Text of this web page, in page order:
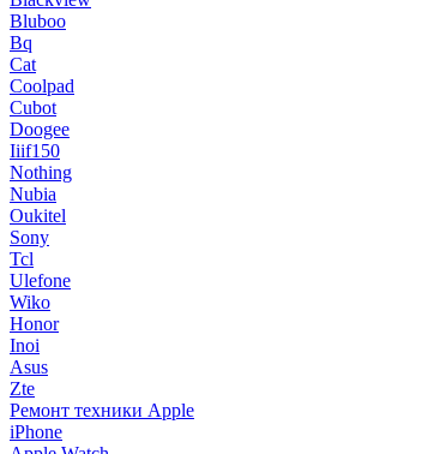
Bluboo
Bq
Cat
Coolpad
Cubot
Doogee
Iiif150
Nothing
Nubia
Oukitel
Sony
Tcl
Ulefone
Wiko
Honor
Inoi
Asus
Zte
Ремонт техники Apple
iPhone